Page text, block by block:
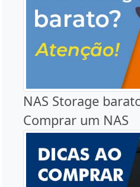
NAS Storage
Comprar um NAS